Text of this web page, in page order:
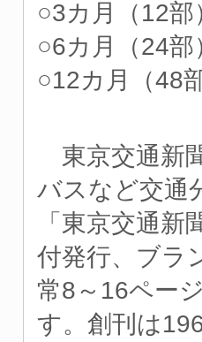
○3カ月（12
○6カ月（24
○12カ月（48
東京交通新
バスなど交通
「東京交通新
付発行、ブラ
常8～16ペー
す。創刊は